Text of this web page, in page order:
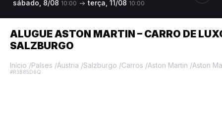
sábado, 8/08 10:00 terça, 11/08 10:00
ALUGUE ASTON MARTIN – CARRO DE
SALZBURGO
Início /Países /Áustria /Salzburgo /Carros /Aston Martin /Aston
#R3B85D6Q